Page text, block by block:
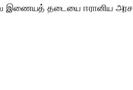
இணையத் தடையை ஈரானிய